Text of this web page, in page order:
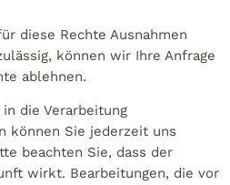
diese Rechte Ausnahmen
können wir Ihre Anfrage
ablehnen.
die Verarbeitung
können Sie jederzeit uns
beachten Sie, dass der
wirkt. Bearbeitungen, die vor